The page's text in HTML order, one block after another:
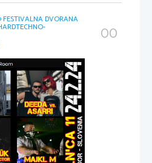
FESTIVALNA DVORANA
00